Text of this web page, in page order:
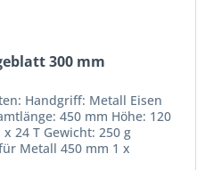
300 mm
Handgriff: Metall Eisen
450 mm Höhe: 120
24 T Gewicht: 250 g
Metall 450 mm 1 x